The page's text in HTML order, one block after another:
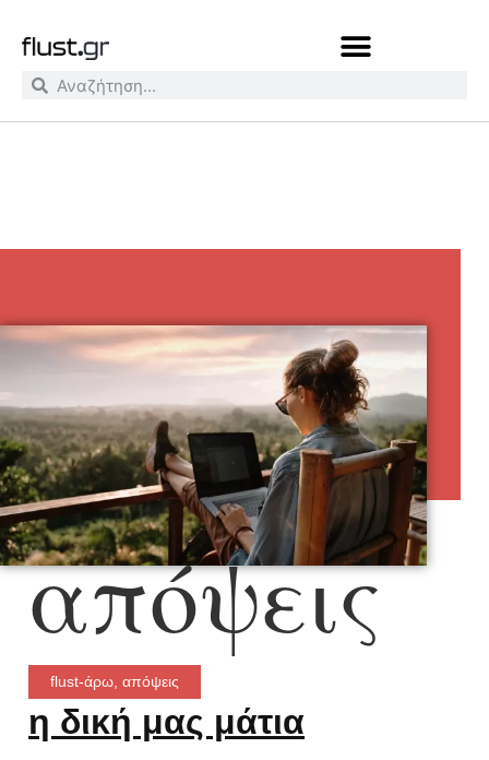
απόψεις
flust-άρω ,απόψεις
η δική μας μάτια